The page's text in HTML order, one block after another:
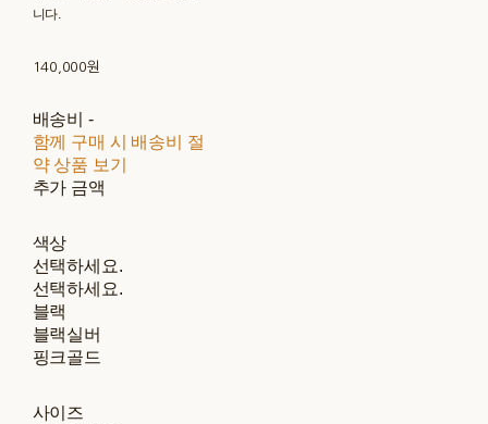
니다.
140,000원
배송비 -
함께 구매 시 배송비 절
약 상품 보기
추가 금액
색상
선택하세요.
선택하세요.
블랙
블랙실버
핑크골드
사이즈